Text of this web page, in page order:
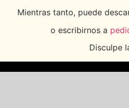
Mientras tanto, puede
o escribirnos a
Disculpe